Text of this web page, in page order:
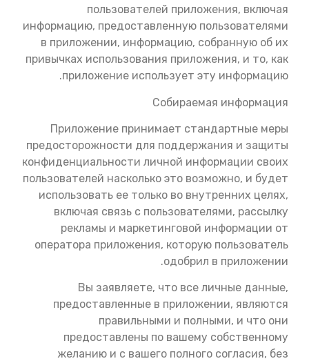
пользователей приложения, включая
информацию, предоставленную пользователями
в приложении, информацию, собранную об их
привычках использования приложения, и то, как
приложение использует эту информацию.
Собираемая информация
Приложение принимает стандартные меры
предосторожности для поддержания и защиты
конфиденциальности личной информации своих
пользователей насколько это возможно, и будет
использовать ее только во внутренних целях,
включая связь с пользователями, рассылку
рекламы и маркетинговой информации от
оператора приложения, которую пользователь
одобрил в приложении.
Вы заявляете, что все личные данные,
предоставленные в приложении, являются
правильными и полными, и что они
предоставлены по вашему собственному
желанию и с вашего полного согласия, без